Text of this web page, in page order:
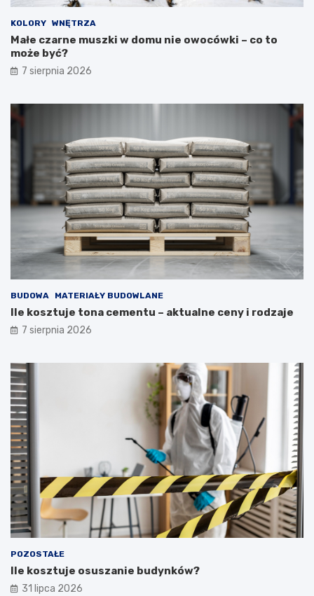
KOLORY WNĘTRZA
Małe czarne muszki w domu nie owocówki – co to
może być?
7 sierpnia 2026
BUDOWA MATERIAŁY BUDOWLANE
Ile kosztuje tona cementu – aktualne ceny i rodzaje
7 sierpnia 2026
POZOSTAŁE
Ile kosztuje osuszanie budynków?
31 lipca 2026